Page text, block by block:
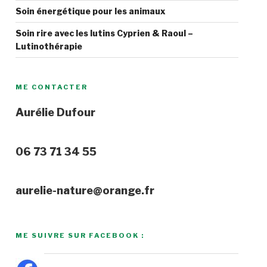
Soin énergétique pour les animaux
Soin rire avec les lutins Cyprien & Raoul –
Lutinothérapie
ME CONTACTER
Aurélie Dufour
06 73 71 34 55
aurelie-nature@orange.fr
ME SUIVRE SUR FACEBOOK :